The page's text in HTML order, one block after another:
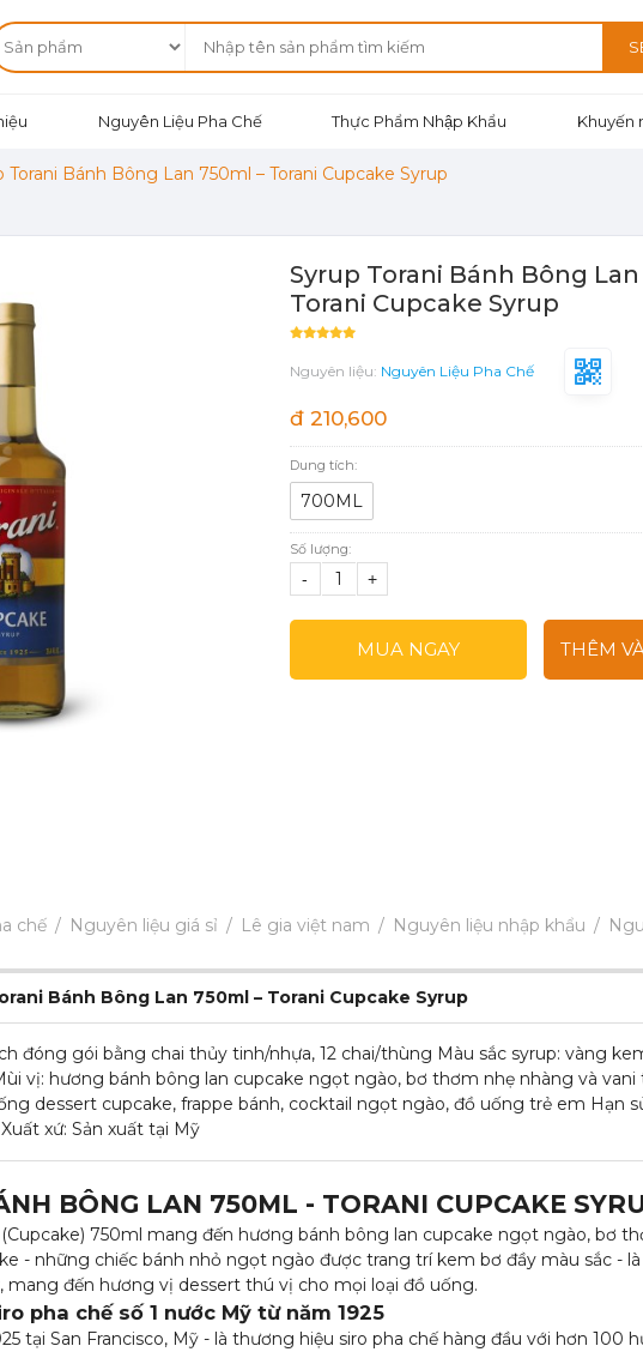
Nguyên Liệu Pha Chế Thực Phẩm Nhập Khẩu Khuyến
Torani Bánh Bông Lan 750ml – Torani Cupcake Syrup
Syrup Torani Bánh Bông
Torani Cupcake Syrup
Nguyên liệu: Nguyên Liệu Pha Chế
đ 210,600
Dung tích:
700ML
Số lượng:
- +
MUA NGAY THÊM
chế Nguyên liệu giá sỉ Lê gia việt nam Nguyên liệu nhập khẩu
Bánh Bông Lan 750ml – Torani Cupcake Syrup
đóng gói bằng chai thủy tinh/nhựa, 12 chai/thùng Màu sắc syrup: vàng
vị: hương bánh bông lan cupcake ngọt ngào, bơ thơm nhẹ nhàng và vani
dessert cupcake, frappe bánh, cocktail ngọt ngào, đồ uống trẻ em Hạn
xứ: Sản xuất tại Mỹ
BÔNG LAN 750ML - TORANI CUPCAKE
750ml mang đến hương bánh bông lan cupcake ngọt ngào, bơ
- những chiếc bánh nhỏ ngọt ngào được trang trí kem bơ đầy màu sắc -
mang đến hương vị dessert thú vị cho mọi loại đồ uống.
pha chế số 1 nước Mỹ từ năm 1925
tại San Francisco, Mỹ - là thương hiệu siro pha chế hàng đầu với hơn 100